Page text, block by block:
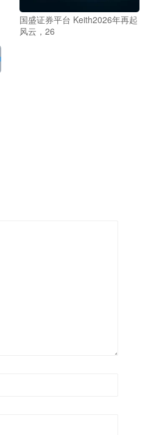
国盛证券平台 Keith2026年再起
风云，26